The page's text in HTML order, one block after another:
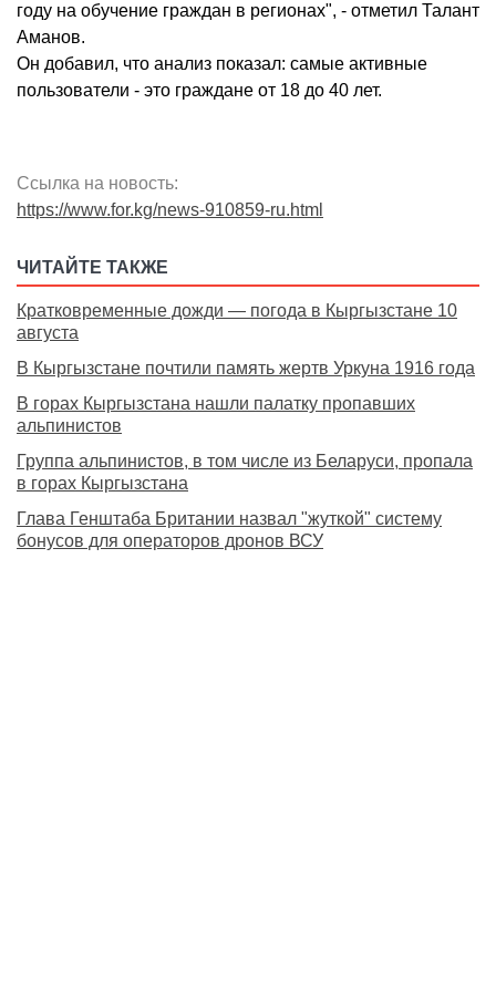
году на обучение граждан в регионах", - отметил Талант
Аманов.
Он добавил, что анализ показал: самые активные
пользователи - это граждане от 18 до 40 лет.
Ссылка на новость:
https://www.for.kg/news-910859-ru.html
ЧИТАЙТЕ ТАКЖЕ
Кратковременные дожди — погода в Кыргызстане 10
августа
В Кыргызстане почтили память жертв Уркуна 1916 года
В горах Кыргызстана нашли палатку пропавших
альпинистов
Группа альпинистов, в том числе из Беларуси, пропала
в горах Кыргызстана
Глава Генштаба Британии назвал "жуткой" систему
бонусов для операторов дронов ВСУ